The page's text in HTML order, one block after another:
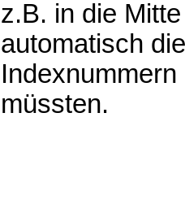
z.B. in die
automatisch
müssten.